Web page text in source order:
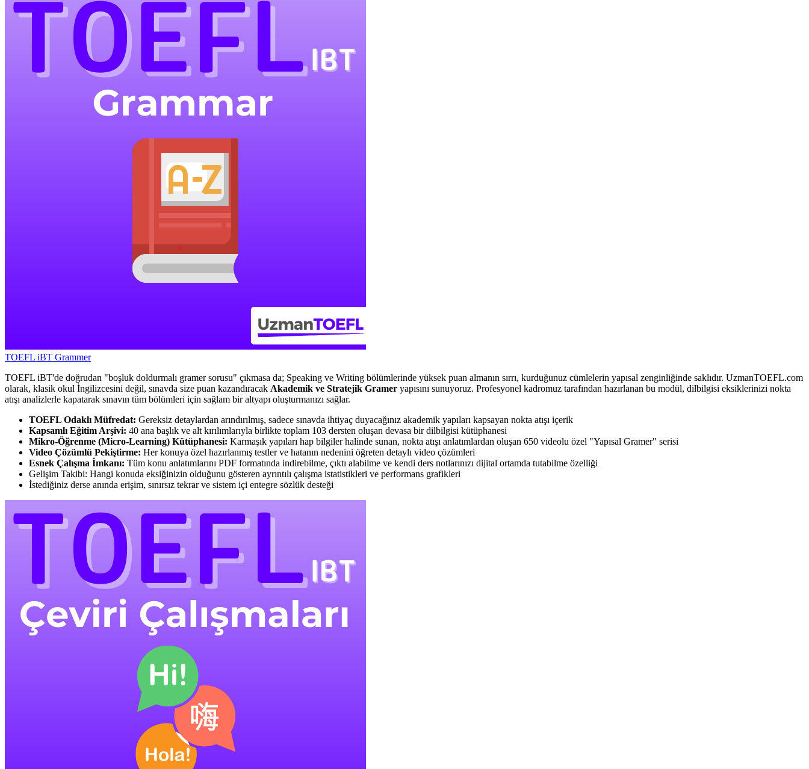
TOEFL iBT Grammer
TOEFL iBT'de doğrudan "boşluk doldurmalı gramer sorusu" çıkmasa da; Speaking ve Writing bölümlerinde yüksek puan almanın sırrı, kurduğunuz cümlelerin yapısal zenginliğinde saklıdır. UzmanTOEFL.com
olarak, klasik okul İngilizcesini değil, sınavda size puan kazandıracak Akademik ve Stratejik Gramer yapısını sunuyoruz. Profesyonel kadromuz tarafından hazırlanan bu modül, dilbilgisi eksiklerinizi nokta
atışı analizlerle kapatarak sınavın tüm bölümleri için sağlam bir altyapı oluşturmanızı sağlar.
TOEFL Odaklı Müfredat: Gereksiz detaylardan arındırılmış, sadece sınavda ihtiyaç duyacağınız akademik yapıları kapsayan nokta atışı içerik
Kapsamlı Eğitim Arşivi: 40 ana başlık ve alt kırılımlarıyla birlikte toplam 103 dersten oluşan devasa bir dilbilgisi kütüphanesi
Mikro-Öğrenme (Micro-Learning) Kütüphanesi: Karmaşık yapıları hap bilgiler halinde sunan, nokta atışı anlatımlardan oluşan 650 videolu özel "Yapısal Gramer" serisi
Video Çözümlü Pekiştirme: Her konuya özel hazırlanmış testler ve hatanın nedenini öğreten detaylı video çözümleri
Esnek Çalışma İmkanı: Tüm konu anlatımlarını PDF formatında indirebilme, çıktı alabilme ve kendi ders notlarınızı dijital ortamda tutabilme özelliği
Gelişim Takibi: Hangi konuda eksiğinizin olduğunu gösteren ayrıntılı çalışma istatistikleri ve performans grafikleri
İstediğiniz derse anında erişim, sınırsız tekrar ve sistem içi entegre sözlük desteği